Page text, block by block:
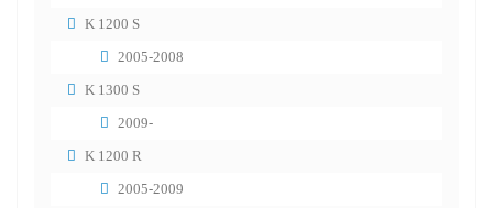
K 1200 S
2005-2008
K 1300 S
2009-
K 1200 R
2005-2009